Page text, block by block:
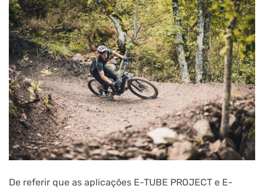
De referir que as aplicações E-TUBE PROJECT e E-